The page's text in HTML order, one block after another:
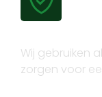
Wij gebruiken
zorgen voor